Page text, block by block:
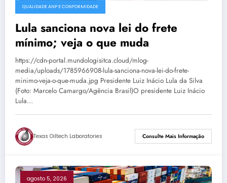
QUALIDADE ANP E CONFORMIDADE
Lula sanciona nova lei do frete
mínimo; veja o que muda
https://cdn-portal.mundologisitca.cloud/mlog-
media/uploads/1785966908-lula-sanciona-nova-lei-do-frete-
minimo-veja-o-que-muda.jpg Presidente Luiz Inácio Lula da Silva
(Foto: Marcelo Camargo/Agência Brasil)O presidente Luiz Inácio
Lula…
Texas Oiltech Laboratories Consulte Mais Informação
agosto 5, 2026